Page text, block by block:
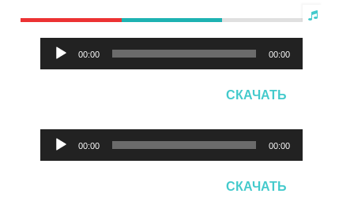
Аудиоплеер
00:00 00:00
СКАЧАТЬ
Аудиоплеер
00:00 00:00
СКАЧАТЬ